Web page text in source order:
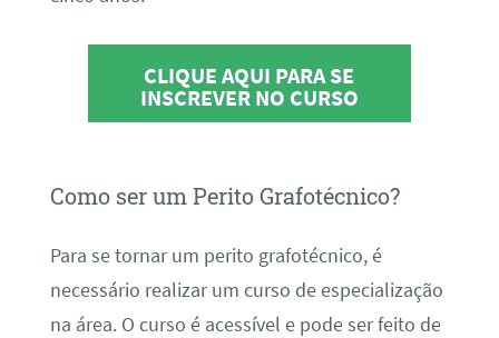
CLIQUE AQUI PARA SE
INSCREVER NO CURSO
Como ser um Perito Grafotécnico?
Para se tornar um perito grafotécnico, é
necessário realizar um curso de especialização
na área. O curso é acessível e pode ser feito de